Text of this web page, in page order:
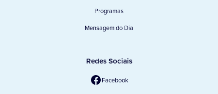
Programas
Mensagem do Dia
Redes Sociais
Facebook